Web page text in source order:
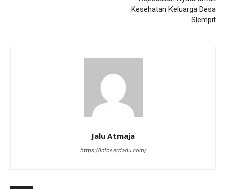
Kesehatan Keluarga Desa
Slempit
Jalu Atmaja
https://infoserdadu.com/